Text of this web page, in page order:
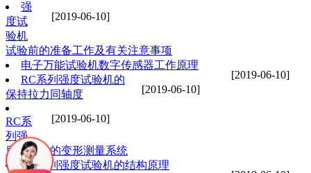
[2019-06-10]
强
度试
验机
试验前的准备工作及有关注意事项
[2019-06-10]
电子万能试验机数字传感器工作原理
[2019-06-10]
RC系列强度试验机的
保持拉力同轴度
[2019-06-10]
RC系
列强
度试验机的变形测量系统
RC系列强度试验机的结构原理